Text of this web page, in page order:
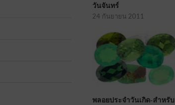
วันจันทร์
24 กันยายน 2011
พลอยประจำวันเกิด-สำหรับ